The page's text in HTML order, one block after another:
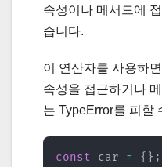
속성이나 메서드에
습니다.
이 연산자를 사용하
속성을 접근하거나
는 TypeError를 피할
const car = { } ;